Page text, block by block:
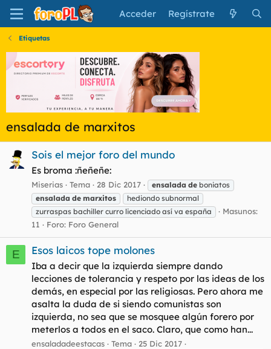
Acceder Regístrate
Etiquetas
ensalada de marxitos
Sois el mejor foro del mundo
Es broma :ñeñeñe:
Miserias Tema 28 Dic 2017 ensalada de boniatos
ensalada de marxitos
hediondo subnormal
zurraspas bachiller curro licenciado así va españa
Masunos:
11
Foro: Foro General
E Esos laicos tope molones
Iba a decir que la izquierda siempre dando
lecciones de tolerancia y respeto por las ideas de los
demás, en especial por las religiosas. Pero ahora me
asalta la duda de si siendo comunistas son
izquierda, no sea que se mosquee algún forero por
meterlos a todos en el saco. Claro, que como han...
ensaladadeestacas Tema 25 Dic 2017